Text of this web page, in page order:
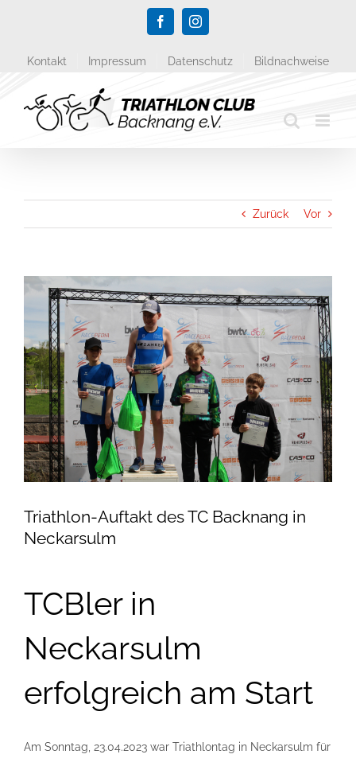
FacebookInstagram
Kontakt Impressum Datenschutz Bildnachweise
Zurück Vor
Zeige
grösseres
Triathlon-Auftakt des TC Backnang in
Neckarsulm
TCBler in
Neckarsulm
erfolgreich am Start
Am Sonntag, 23.04.2023 war Triathlontag in Neckarsulm für